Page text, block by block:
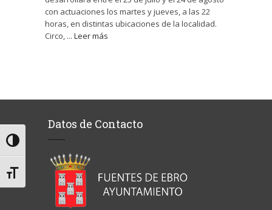
Alternar alto contraste
Alternar tamaño de letra
con actuaciones los martes y jueves, a las 22
horas, en distintas ubicaciones de la localidad.
Circo, ... Leer más
Datos de Contacto